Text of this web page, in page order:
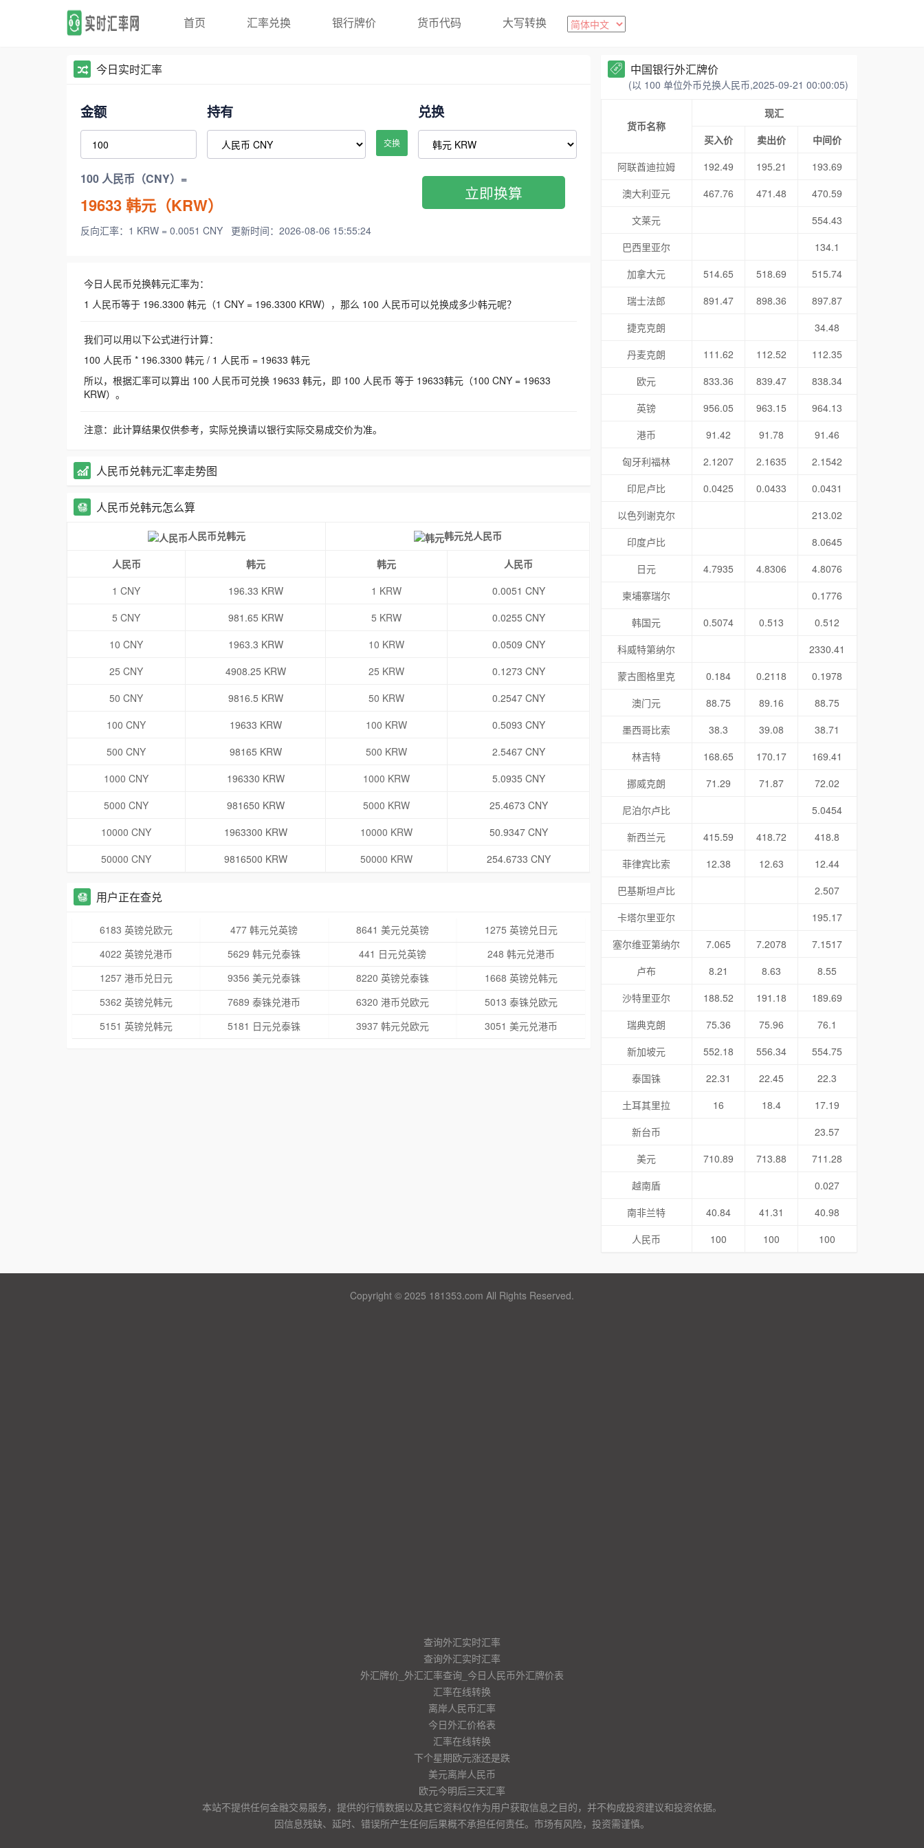
首页 汇率兑换 银行牌价 货币代码 大写转换
今日实时汇率
金额 持有
交换
兑换
100 人民币（CNY）=
19633韩元（KRW）
反向汇率：1 KRW = 0.0051 CNY 更新时间：2026-08-06 15:55:24
立即换算
今日人民币兑换韩元汇率为：
1 人民币等于 196.3300 韩元（1 CNY = 196.3300 KRW），那么 100 人民币可以兑换成多少韩元呢？
我们可以用以下公式进行计算：
100 人民币 * 196.3300 韩元 / 1 人民币 = 19633 韩元
所以，根据汇率可以算出 100 人民币可兑换 19633 韩元，即 100 人民币 等于 19633韩元（100 CNY = 19633
KRW）。
注意：此计算结果仅供参考，实际兑换请以银行实际交易成交价为准。
人民币兑韩元汇率走势图
人民币兑韩元怎么算
人民币兑韩元 韩元兑人民币
人民币 韩元 韩元
人民币
1 CNY
196.33 KRW 1 KRW
0.0051 CNY
5 CNY
981.65 KRW 5 KRW
0.0255 CNY
10 CNY
1963.3 KRW 10 KRW
0.0509 CNY
25 CNY
4908.25 KRW 25 KRW
0.1273 CNY
50 CNY
9816.5 KRW 50 KRW
0.2547 CNY
100 CNY
19633 KRW 100 KRW
0.5093 CNY
500 CNY
98165 KRW 500 KRW
2.5467 CNY
1000 CNY
196330 KRW 1000 KRW
5.0935 CNY
5000 CNY
981650 KRW 5000 KRW
25.4673 CNY
10000 CNY
1963300 KRW 10000 KRW
50.9347 CNY
50000 CNY
9816500 KRW 50000 KRW 254.6733 CNY
用户正在查兑
6183 英镑兑欧元 477 韩元兑英镑 8641 美元兑英镑
1275 英镑兑日元
4022 英镑兑港币
5629 韩元兑泰铢 441 日元兑英镑
248 韩元兑港币
1257 港币兑日元
9356 美元兑泰铢 8220 英镑兑泰铢
1668 英镑兑韩元
5362 英镑兑韩元
7689 泰铢兑港币 6320 港币兑欧元
5013 泰铢兑欧元
5151 英镑兑韩元
5181 日元兑泰铢 3937 韩元兑欧元 3051 美元兑港币
中国银行外汇牌价
(以 100 单位外币兑换人民币,2025-09-21 00:00:05)
货币名称
现汇
买入价
卖出价
中间价
阿联酋迪拉姆
192.49 195.21
193.69
澳大利亚元
467.76 471.48
470.59
文莱元
554.43
巴西里亚尔
134.1
加拿大元
514.65 518.69
515.74
瑞士法郎
891.47 898.36
897.87
捷克克朗
34.48
丹麦克朗
111.62 112.52
112.35
欧元
833.36 839.47
838.34
英镑
956.05 963.15
964.13
港币
91.42 91.78
91.46
匈牙利福林
2.1207 2.1635
2.1542
印尼卢比
0.0425 0.0433
0.0431
以色列谢克尔
213.02
印度卢比
8.0645
日元
4.7935 4.8306
4.8076
柬埔寨瑞尔
0.1776
韩国元
0.5074 0.513
0.512
科威特第纳尔
2330.41
蒙古图格里克
0.184 0.2118
0.1978
澳门元
88.75 89.16
88.75
墨西哥比索
38.3 39.08
38.71
林吉特
168.65 170.17
169.41
挪威克朗
71.29 71.87
72.02
尼泊尔卢比
5.0454
新西兰元
415.59 418.72
418.8
菲律宾比索
12.38 12.63
12.44
巴基斯坦卢比
2.507
卡塔尔里亚尔
195.17
塞尔维亚第纳尔
7.065 7.2078
7.1517
卢布
8.21 8.63
8.55
沙特里亚尔
188.52 191.18
189.69
瑞典克朗
75.36 75.96
76.1
新加坡元
552.18 556.34
554.75
泰国铢
22.31 22.45
22.3
土耳其里拉
16 18.4
17.19
新台币
23.57
美元
710.89 713.88
711.28
越南盾
0.027
南非兰特
40.84 41.31
40.98
人民币
100 100 100
Copyright © 2025 181353.com All Rights Reserved.
查询外汇实时汇率
查询外汇实时汇率
外汇牌价_外汇汇率查询_今日人民币外汇牌价表
汇率在线转换
离岸人民币汇率
今日外汇价格表
汇率在线转换
下个星期欧元涨还是跌
美元离岸人民币
欧元今明后三天汇率
本站不提供任何金融交易服务，提供的行情数据以及其它资料仅作为用户获取信息之目的，并不构成投资建议和投资依据。
因信息残缺、延时、错误所产生任何后果概不承担任何责任。市场有风险，投资需谨慎。